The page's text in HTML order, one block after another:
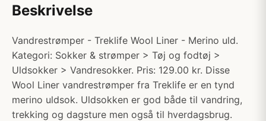
Beskrivelse
Vandrestrømper - Treklife Wool Liner - Merino uld.
Kategori: Sokker & strømper > Tøj og fodtøj >
Uldsokker > Vandresokker. Pris: 129.00 kr. Disse
Wool Liner vandrestrømper fra Treklife er en tynd
merino uldsok. Uldsokken er god både til vandring,
trekking og dagsture men også til hverdagsbrug.